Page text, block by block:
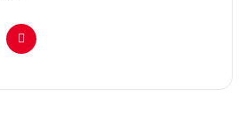
Pinterest